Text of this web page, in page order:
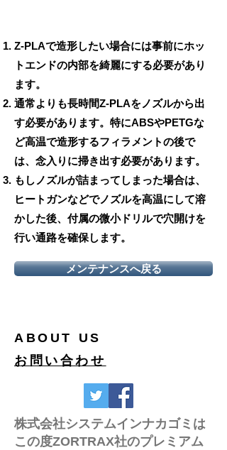
Z-PLAで造形したい場合には事前にホッ
トエンドの内部を綺麗にする必要があり
ます。
通常よりも長時間Z-PLAをノズルから出
す必要があります。特にABSやPETGな
ど高温で造形するフィラメントの後で
は、念入りに掃き出す必要があります。
​もしノズルが詰まってしまった場合は、
ヒートガンなどでノズルを高温にして溶
かした後、付属の微小ドリルで穴開けを
行い通路を確保します。
メンテナンスへ戻る
ABOUT US
お問い合わせ
株式会社システムインナカゴミは
この度ZORTRAX社のプレミアム